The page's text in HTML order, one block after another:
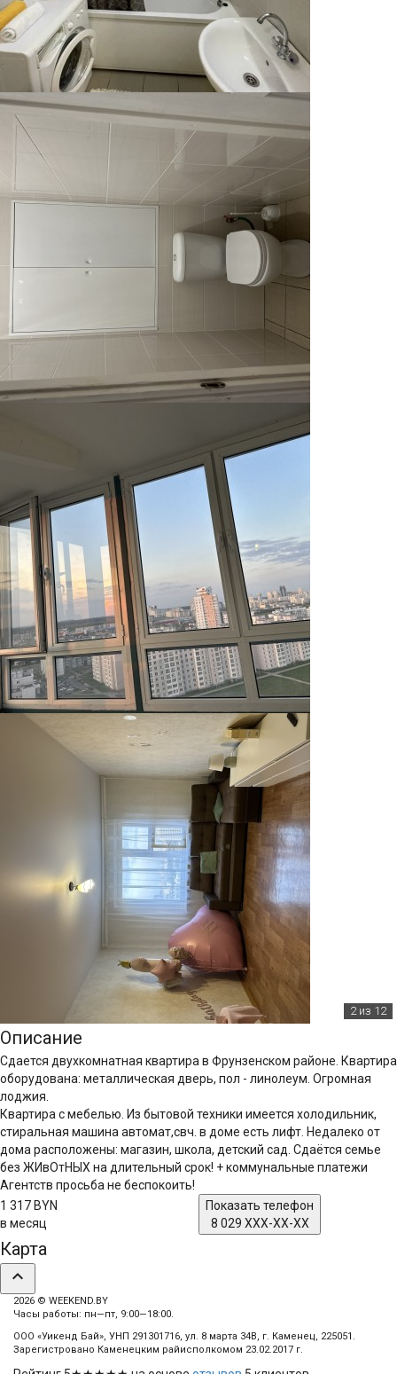
2из 12
Описание
Сдается двухкомнатная квартира в Фрунзенском районе. Квартира
оборудована: металлическая дверь, пол - линолеум. Огромная
лоджия.
Квартира с мебелью. Из бытовой техники имеется холодильник,
стиральная машина автомат,свч. в доме есть лифт. Недалеко от
дома расположены: магазин, школа, детский сад. Сдаётся семье
без ЖИвОтНЫХ на длительный срок! + коммунальные платежи
Агентств просьба не беспокоить!
1 317 BYN
в месяц
Показать телефон
8 029 XXX-XX-XX
Карта
expand_less
2026 © WEEKEND.BY
Часы работы: пн—пт, 9:00—18:00.
ООО «Уикенд Бай», УНП 291301716, ул. 8 марта 34В, г. Каменец, 225051.
Зарегистровано Каменецким райисполкомом 23.02.2017 г.